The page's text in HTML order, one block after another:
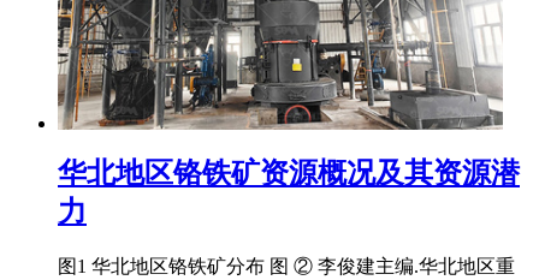
华北地区铬铁矿资源概况及其资源潜
力
图1 华北地区铬铁矿分布 图 ② 李俊建主编.华北地区重